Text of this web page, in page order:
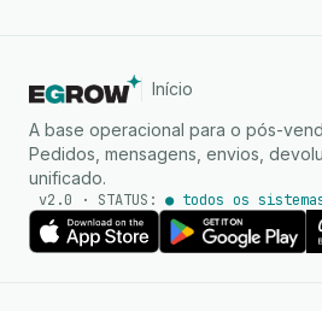
Início
A base operacional para o pós-
Pedidos, mensagens, envios,
unificado.
v2.0 ·